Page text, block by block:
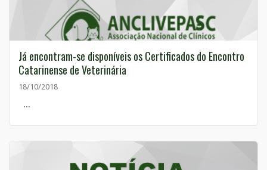
Já encontram-se disponíveis os Certificados do Encontro
Catarinense de Veterinária
18/10/2018
...